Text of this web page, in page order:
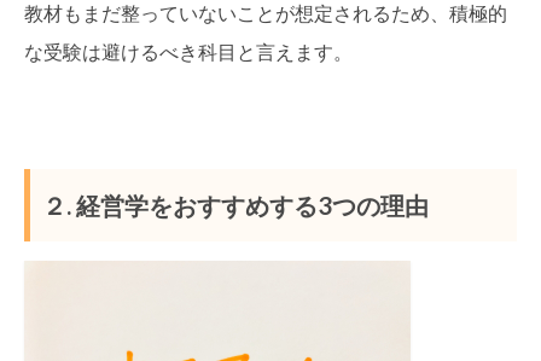
教材もまだ整っていないことが想定されるため、積極的
な受験は避けるべき科目と言えます。
２. 経営学をおすすめする3つの理由